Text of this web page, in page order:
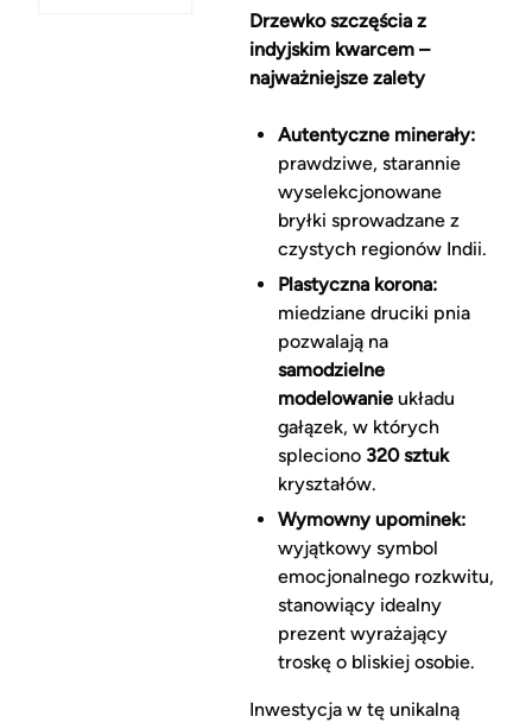
Drzewko szczęścia z
indyjskim kwarcem –
najważniejsze zalety
Autentyczne minerały:
prawdziwe, starannie
wyselekcjonowane
bryłki sprowadzane z
czystych regionów Indii.
Plastyczna korona:
miedziane druciki pnia
pozwalają na
samodzielne
modelowanieukładu
gałązek, w których
spleciono 320 sztuk
kryształów.
Wymowny upominek:
wyjątkowy symbol
emocjonalnego rozkwitu,
stanowiący idealny
prezent wyrażający
troskę o bliskiej osobie.
Inwestycja w tę unikalną